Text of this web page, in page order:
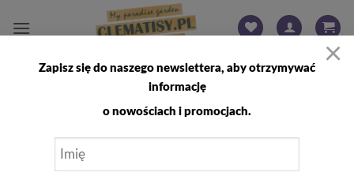
FILTRUJ
×
Zapisz się do naszego newslettera, aby otrzymywać
informację
o nowościach i promocjach.